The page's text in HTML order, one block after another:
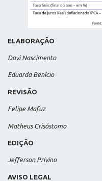
ELABORAÇÃO
Davi Nascimento
Eduarda Benício
REVISÃO
Felipe Mafuz
Matheus Crisóstomo
EDIÇÃO
Jefferson Privino
AVISO LEGAL